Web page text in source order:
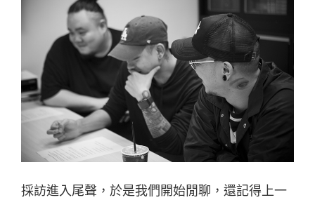
採訪進入尾聲，於是我們開始閒聊，還記得上一